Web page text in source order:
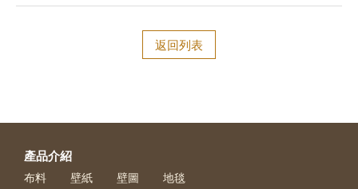
返回列表
產品介紹
布料 壁紙 壁圖 地毯